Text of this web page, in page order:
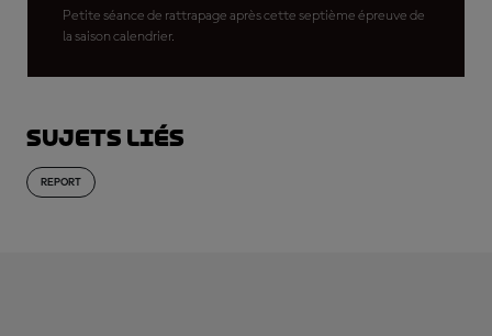
Petite séance de rattrapage après cette septième épreuve de
la saison calendrier.
Sujets liés
REPORT